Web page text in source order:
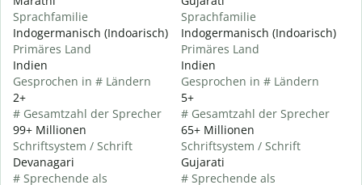
Sprachfamilie
Indogermanisch (Indoarisch)
Primäres Land
Indien
Gesprochen in # Ländern
2+
# Gesamtzahl der Sprecher
99+ Millionen
Schriftsystem / Schrift
Devanagari
# Sprechende als
Sprachfamilie
Indogermanisch (Indoarisch)
Primäres Land
Indien
Gesprochen in # Ländern
5+
# Gesamtzahl der Sprecher
65+ Millionen
Schriftsystem / Schrift
Gujarati
# Sprechende als